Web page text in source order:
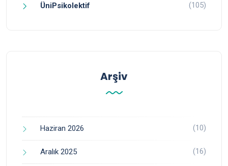
ÜniPsikolektif (105)
Arşiv
Haziran 2026 (10)
Aralık 2025 (16)